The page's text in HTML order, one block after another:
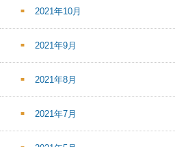
2021年10月
2021年9月
2021年8月
2021年7月